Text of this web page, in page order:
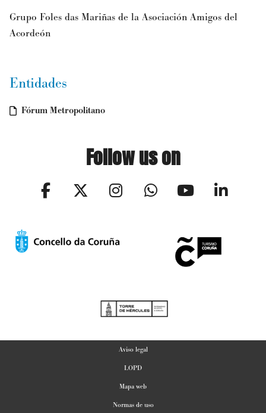
Grupo Foles das Mariñas de la Asociación Amigos del
Acordeón
Entidades
Fórum Metropolitano
Follow us on
Aviso legal
LOPD
Mapa web
Normas de uso